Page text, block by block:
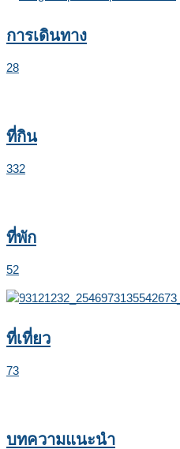
การเดินทาง
28
ที่กิน
332
ที่พัก
52
ที่เที่ยว
73
บทความแนะนำ